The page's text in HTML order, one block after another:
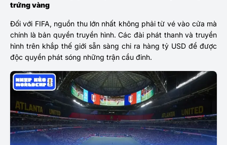
trứng vàng
Đối với FIFA, nguồn thu lớn nhất không phải từ vé vào cửa mà
chính là bản quyền truyền hình. Các đài phát thanh và truyền
hình trên khắp thế giới sẵn sàng chi ra hàng tỷ USD để được
độc quyền phát sóng những trận cầu đinh.